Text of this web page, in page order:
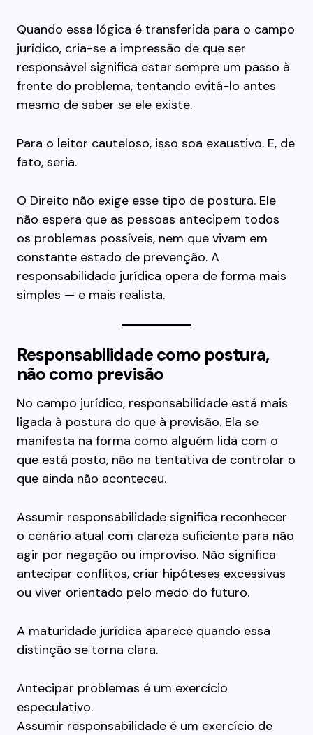
Quando essa lógica é transferida para o campo
jurídico, cria-se a impressão de que ser
responsável significa estar sempre um passo à
frente do problema, tentando evitá-lo antes
mesmo de saber se ele existe.
Para o leitor cauteloso, isso soa exaustivo. E, de
fato, seria.
O Direito não exige esse tipo de postura. Ele
não espera que as pessoas antecipem todos
os problemas possíveis, nem que vivam em
constante estado de prevenção. A
responsabilidade jurídica opera de forma mais
simples — e mais realista.
Responsabilidade como postura,
não como previsão
No campo jurídico, responsabilidade está mais
ligada à postura do que à previsão. Ela se
manifesta na forma como alguém lida com o
que está posto, não na tentativa de controlar o
que ainda não aconteceu.
Assumir responsabilidade significa reconhecer
o cenário atual com clareza suficiente para não
agir por negação ou improviso. Não significa
antecipar conflitos, criar hipóteses excessivas
ou viver orientado pelo medo do futuro.
A maturidade jurídica aparece quando essa
distinção se torna clara.
Antecipar problemas é um exercício
especulativo.
Assumir responsabilidade é um exercício de